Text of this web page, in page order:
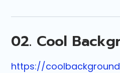
02. Cool
https://